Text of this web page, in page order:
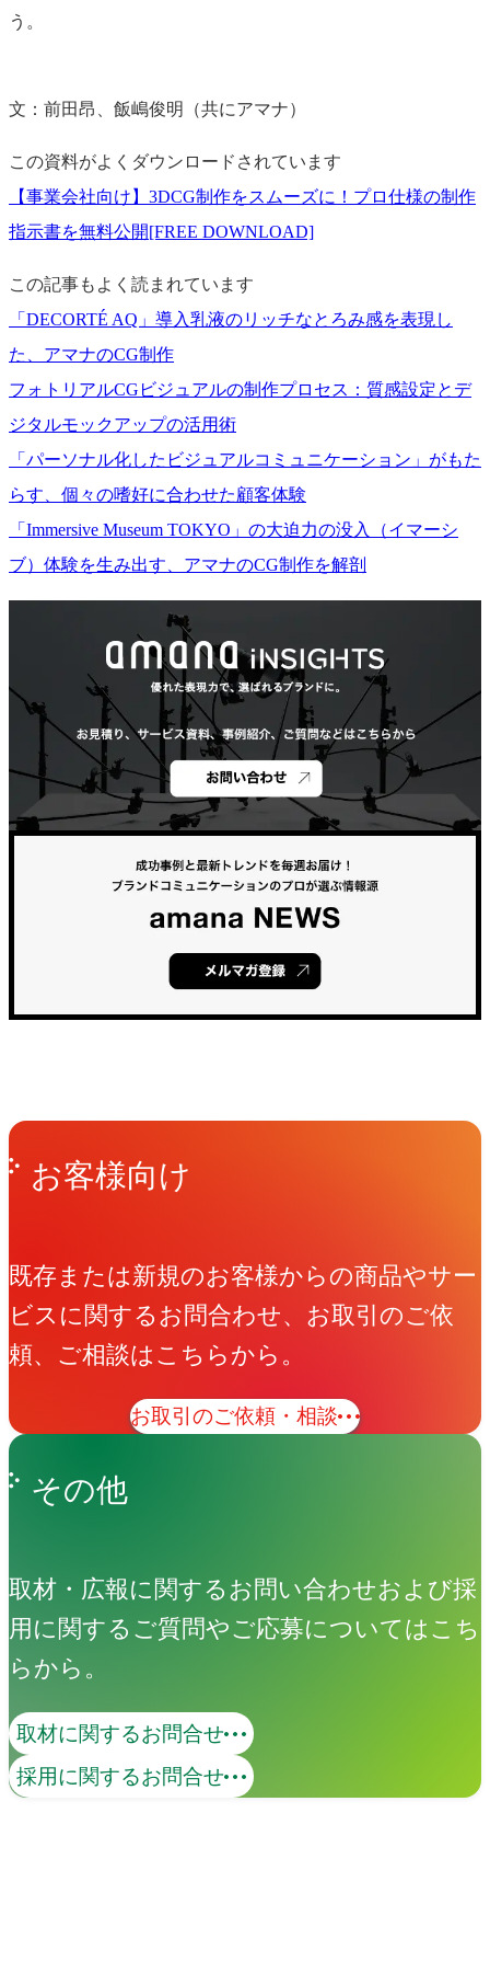
う。
文：前田昂、飯嶋俊明（共にアマナ）
この資料がよくダウンロードされています
【事業会社向け】3DCG制作をスムーズに！プロ仕様の制作
指示書を無料公開[FREE DOWNLOAD]
この記事もよく読まれています
「DECORTÉ AQ」導入乳液のリッチなとろみ感を表現し
た、アマナのCG制作
フォトリアルCGビジュアルの制作プロセス：質感設定とデ
ジタルモックアップの活用術
「パーソナル化したビジュアルコミュニケーション」がもた
らす、個々の嗜好に合わせた顧客体験
「Immersive Museum TOKYO」の大迫力の没入（イマーシ
ブ）体験を生み出す、アマナのCG制作を解剖
Get in Touchお問い合わせ
お客様向け
既存または新規のお客様からの商品やサー
ビスに関するお問合わせ、お取引のご依
頼、ご相談はこちらから。
お取引のご依頼・相談
その他
取材・広報に関するお問い合わせおよび採
用に関するご質問やご応募についてはこち
らから。
取材に関するお問合せ
採用に関するお問合せ
3DCG